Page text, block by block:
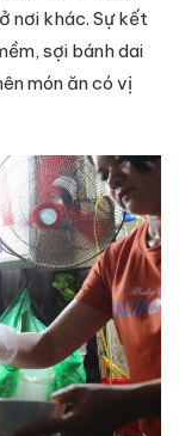
nơi khác. Sự kết
sợi bánh dai
món ăn có vị